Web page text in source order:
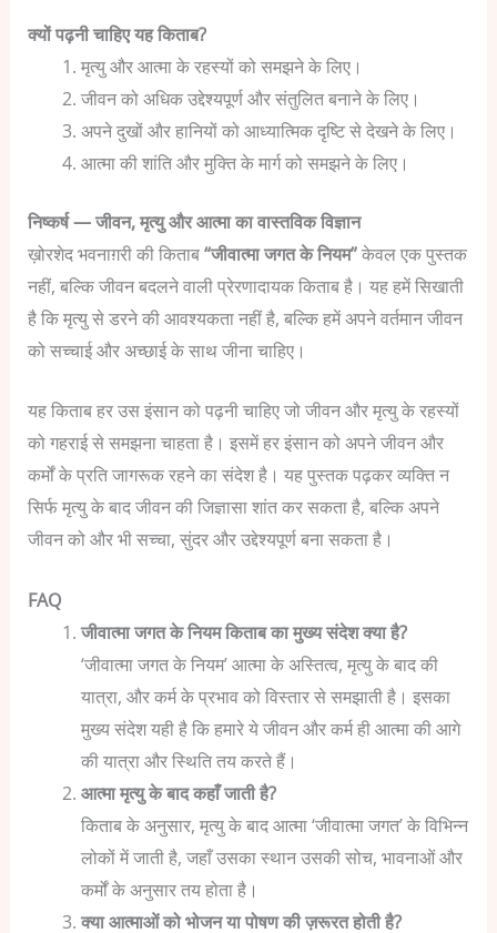
क्यों पढ़नी चाहिए यह किताब?
मृत्यु और आत्मा के रहस्यों को समझने के लिए।
जीवन को अधिक उद्देश्यपूर्ण और संतुलित बनाने के लिए।
अपने दुखों और हानियों को आध्यात्मिक दृष्टि से देखने के लिए।
आत्मा की शांति और मुक्ति के मार्ग को समझने के लिए।
निष्कर्ष — जीवन, मृत्यु और आत्मा का वास्तविक विज्ञान
ख़ोरशेद भवनाग़री की किताब“जीवात्मा जगत के नियम”केवल एक पुस्तक
नहीं, बल्कि जीवन बदलने वाली प्रेरणादायक किताब है। यह हमें सिखाती
है कि मृत्यु से डरने की आवश्यकता नहीं है, बल्कि हमें अपने वर्तमान जीवन
को सच्चाई और अच्छाई के साथ जीना चाहिए।
यह किताब हर उस इंसान को पढ़नी चाहिए जो जीवन और मृत्यु के रहस्यों
को गहराई से समझना चाहता है। इसमें हर इंसान को अपने जीवन और
कर्मों के प्रति जागरूक रहने का संदेश है। यह पुस्तक पढ़कर व्यक्ति न
सिर्फ मृत्यु के बाद जीवन की जिज्ञासा शांत कर सकता है, बल्कि अपने
जीवन को और भी सच्चा, सुंदर और उद्देश्यपूर्ण बना सकता है।
FAQ
जीवात्मा जगत के नियम किताब का मुख्य संदेश क्या है?
‘जीवात्मा जगत के नियम’ आत्मा के अस्तित्व, मृत्यु के बाद की
यात्रा, और कर्म के प्रभाव को विस्तार से समझाती है। इसका
मुख्य संदेश यही है कि हमारे ये जीवन और कर्म ही आत्मा की आगे
की यात्रा और स्थिति तय करते हैं।
आत्मा मृत्यु के बाद कहाँ जाती है?
किताब के अनुसार, मृत्यु के बाद आत्मा ‘जीवात्मा जगत’ के विभिन्न
लोकों में जाती है, जहाँ उसका स्थान उसकी सोच, भावनाओं और
कर्मों के अनुसार तय होता है।
क्या आत्माओं को भोजन या पोषण की ज़रूरत होती है?